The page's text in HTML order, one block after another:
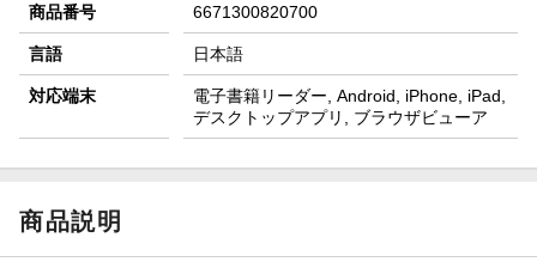
商品番号 6671300820700
言語 日本語
対応端末
電子書籍リーダー, Android, iPhone, iPad,
デスクトップアプリ, ブラウザビューア
商品説明